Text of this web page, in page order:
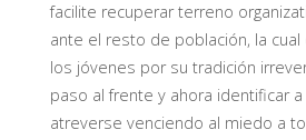
facilite recuperar terreno
ante el resto de población, la
los jóvenes por su tradición
paso al frente y ahora identificar
atreverse venciendo al miedo a